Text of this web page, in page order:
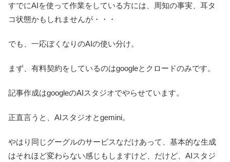
すでにAIを使って作業をしている方には、周知の事実、耳タ
コ状態かもしれませんが・・・
でも、一応ぼくなりのAIの使い分け。
まず、有料契約をしているのはgoogleとクロードのみです。
記事作成はgoogleのAIスタジオでやらせています。
正直言うと、AIスタジオとgemini。
やはり同じグーグルのサービスなだけあって、基本的な生成
はそれほど変わらない感じもしますけど、だけど、AIスタジ